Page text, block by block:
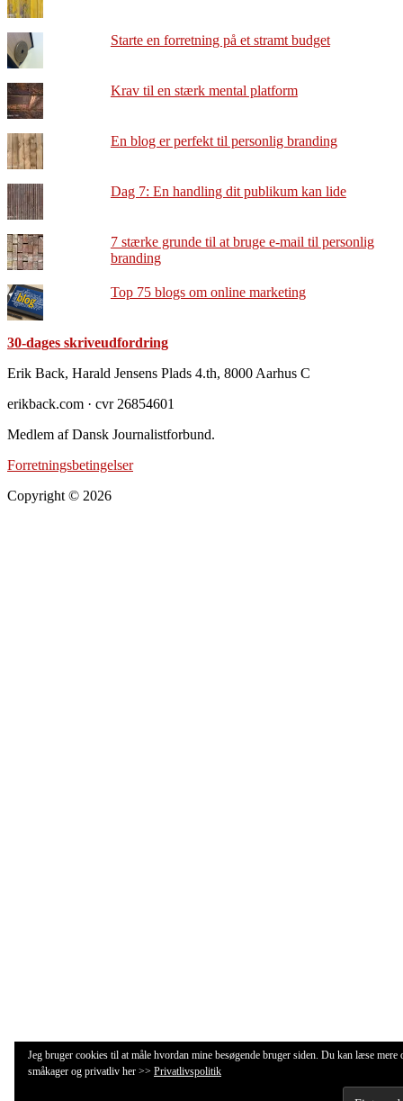
Starte en forretning på et stramt budget
Krav til en stærk mental platform
En blog er perfekt til personlig branding
Dag 7: En handling dit publikum kan lide
7 stærke grunde til at bruge e-mail til personlig
branding
Top 75 blogs om online marketing
30-dages skriveudfordring
Footer
Erik Back, Harald Jensens Plads 4.th, 8000 Aarhus C
erikback.com · cvr 26854601
Medlem af Dansk Journalistforbund.
Forretningsbetingelser
Copyright © 2026
Jeg bruger cookies til at måle hvordan mine besøgende bruger siden. Du kan læse mere
småkager og privatliv her >> Privatlivspolitik